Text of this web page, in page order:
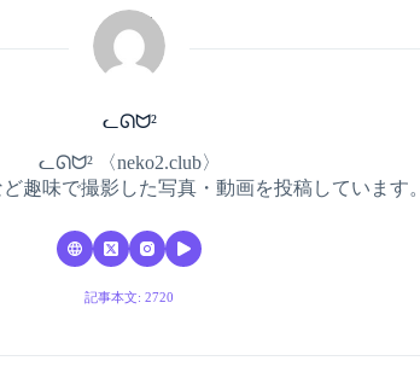
ᓚᘏᗢ²
ᓚᘏᗢ² 〈neko2.club〉
趣味で撮影した写真・動画を投稿しています。
記事本文: 2720